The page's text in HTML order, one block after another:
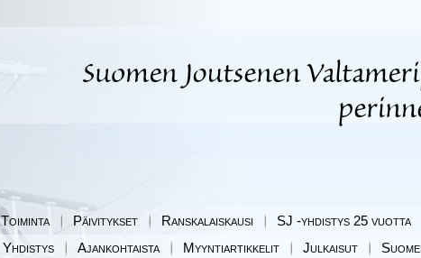
Toiminta Päivitykset Ranskalaiskausi SJ -yhdistys 25 vuotta
Yhdistys
Ajankohtaista Myyntiartikkelit Julkaisut